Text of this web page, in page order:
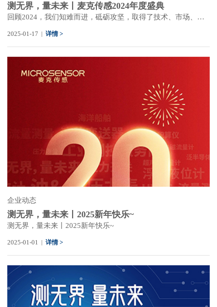
测无界，量未来丨麦克传感2024年度盛典
回顾2024，我们知难而进，砥砺攻坚，取得了技术、市场、产业上的长足进步。 展望2025，我们可靠筑基，敦本务实，为工业自动化测控发展蓄能增势。1月17日，麦克传感“测无界 量未来”2024年度盛典在西安、宝鸡、上海三地同步举办，全球麦克伙伴们奔赴相聚，共享喜悦、共创价值、共赴未来。
2025-01-17 | 详情 >
企业动态
测无界，量未来丨2025新年快乐~
测无界，量未来丨2025新年快乐~
2025-01-01 | 详情 >